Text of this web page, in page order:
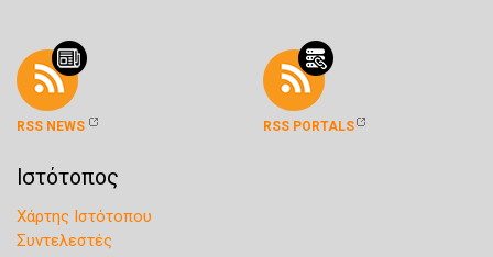
RSS NEWS RSS PORTALS
Ιστότοπος
Χάρτης Ιστότοπου
Συντελεστές